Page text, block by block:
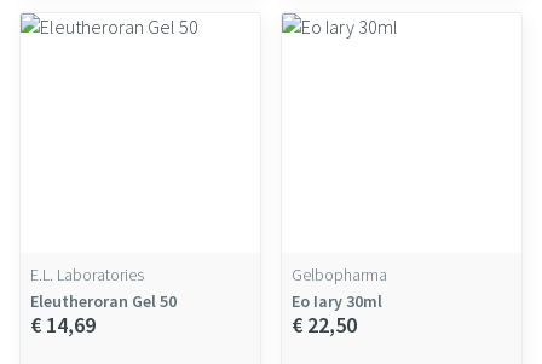
E.L. Laboratories
Eleutheroran Gel 50
€ 14,69
Gelbopharma
Eo Iary 30ml
€ 22,50